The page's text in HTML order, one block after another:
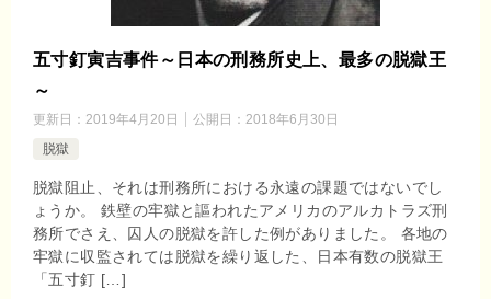
五寸釘寅吉事件～日本の刑務所史上、最多の脱獄王
～
更新日： 2019年4月20日 公開日： 2018年6月30日
脱獄
脱獄阻止、それは刑務所における永遠の課題ではないでし
ょうか。 鉄壁の牢獄と謳われたアメリカのアルカトラズ刑
務所でさえ、囚人の脱獄を許した例がありました。 各地の
牢獄に収監されては脱獄を繰り返した、日本有数の脱獄王
「五寸釘 […]